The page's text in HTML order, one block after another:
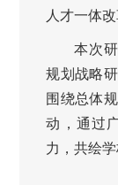
人才一体
本次
规划战略
围绕总体
动，通过
力，共绘学